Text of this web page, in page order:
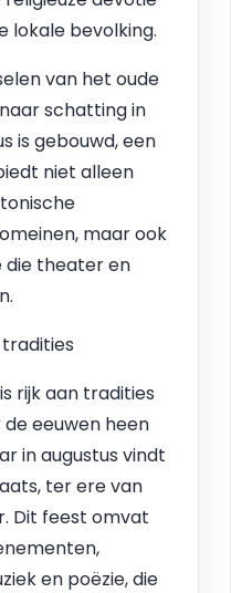
lokale bevolking.
van het oude
schatting in
is gebouwd, een
niet alleen
maar ook
die theater en
is rijk aan tradities
eeuwen heen
in augustus vindt
ter ere van
Dit feest omvat
en poëzie, die